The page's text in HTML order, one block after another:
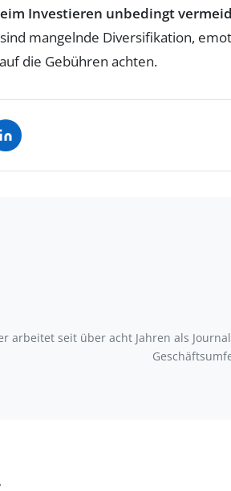
Investieren unbedingt
mangelnde Diversifikation,
die Gebühren achten.
arbeitet seit über acht Jahren als